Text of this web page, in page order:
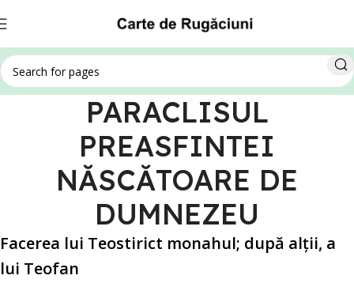
PARACLISUL
PREASFINTEI
NĂSCĂTOARE DE
DUMNEZEU
Facerea lui Teostirict monahul; după alţii, a
lui Teofan